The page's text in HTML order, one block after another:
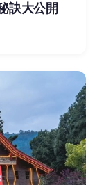
訣大公開